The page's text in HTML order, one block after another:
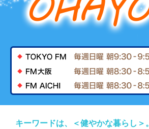
キーワードは、＜健やかな暮らし＞。